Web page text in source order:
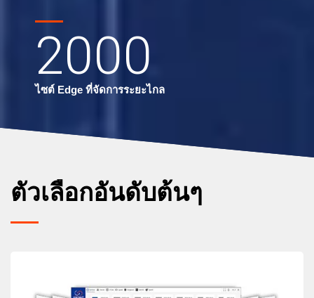
2000
ไซต์ Edge ที่จัดการระยะไกล
ตัวเลือกอันดับต้นๆ